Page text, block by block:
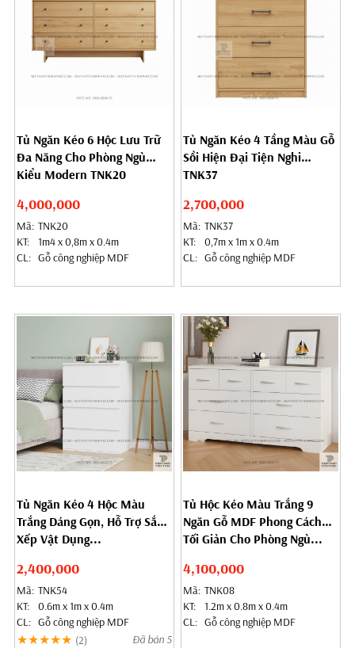
Tủ Ngăn Kéo 6 Hộc Lưu Trữ
Đa Năng Cho Phòng Ngủ
Kiểu Modern TNK20
4,000,000
Mã: TNK20
KT:
1m4 x 0,8m x 0.4m
CL: Gỗ công nghiệp MDF
Tủ Ngăn Kéo 4 Tầng Màu Gỗ
Sồi Hiện Đại Tiện Nghi
TNK37
2,700,000
Mã: TNK37
KT:
0,7m x 1m x 0.4m
CL: Gỗ công nghiệp MDF
Tủ Ngăn Kéo 4 Hộc Màu
Trắng Dáng Gọn, Hỗ Trợ Sắp
Xếp Vật Dụng...
2,400,000
Mã: TNK54
KT:
0.6m x 1m x 0.4m
CL: Gỗ công nghiệp MDF
★★★★★ (2) Đã bán 5
Tủ Hộc Kéo Màu Trắng 9
Ngăn Gỗ MDF Phong Cách
Tối Giản Cho Phòng Ngủ...
4,100,000
Mã: TNK08
KT:
1.2m x 0.8m x 0.4m
CL: Gỗ công nghiệp MDF